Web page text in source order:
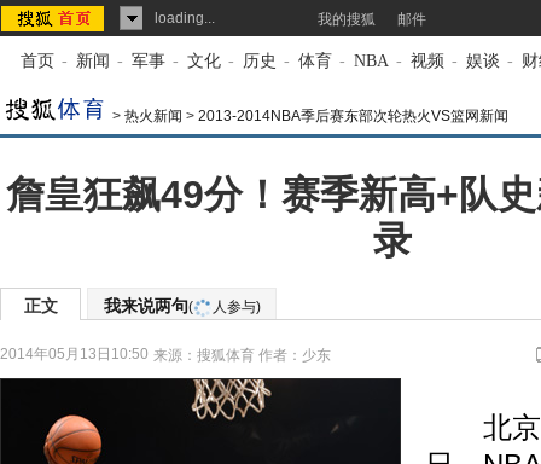
loading... 我的搜狐 邮件
首页 - 新闻 - 军事 - 文化 - 历史 - 体育 - NBA - 视频 - 娱谈 -
> 热火新闻 > 2013-2014NBA季后赛东部次轮热火VS篮网新闻
詹皇狂飙49分！赛季新高+队
录
正文 我来说两句( 人参与)
2014年05月13日10:50 来源： 搜狐体育 作者：少东
北京